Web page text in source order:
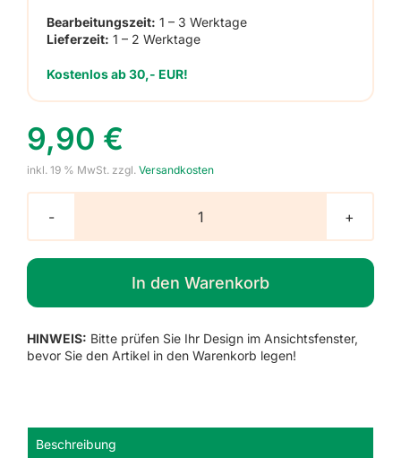
Bearbeitungszeit: 1 – 3 Werktage
Lieferzeit: 1 – 2 Werktage
Kostenlos ab 30,- EUR!
9,90 €
inkl. 19 % MwSt. zzgl. Versandkosten
Kleine
Bügeletiketten,
Stück
Menge
In den Warenkorb
HINWEIS: Bitte prüfen Sie Ihr Design im Ansichtsfenster,
bevor Sie den Artikel in den Warenkorb legen!
Beschreibung